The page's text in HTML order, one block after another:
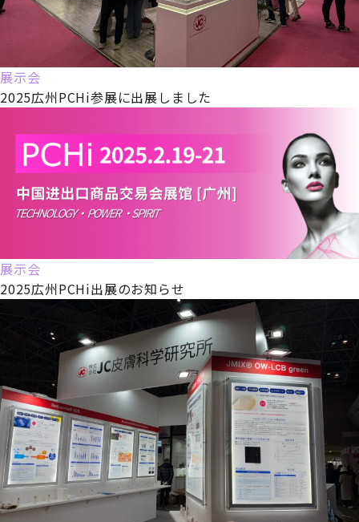
展示会
2025広州PCHi参展に出展しました
展示会
2025広州PCHi出展のお知らせ